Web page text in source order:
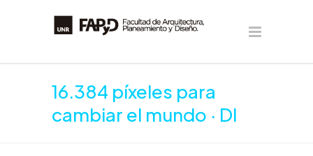
16.384 píxeles para
cambiar el mundo · DI